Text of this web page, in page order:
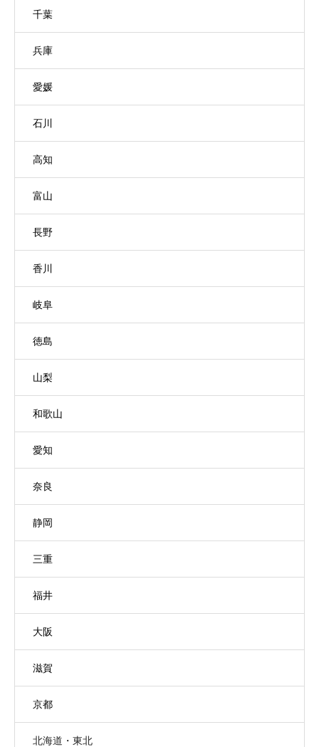
千葉
兵庫
愛媛
石川
高知
富山
長野
香川
岐阜
徳島
山梨
和歌山
愛知
奈良
静岡
三重
福井
大阪
滋賀
京都
北海道・東北